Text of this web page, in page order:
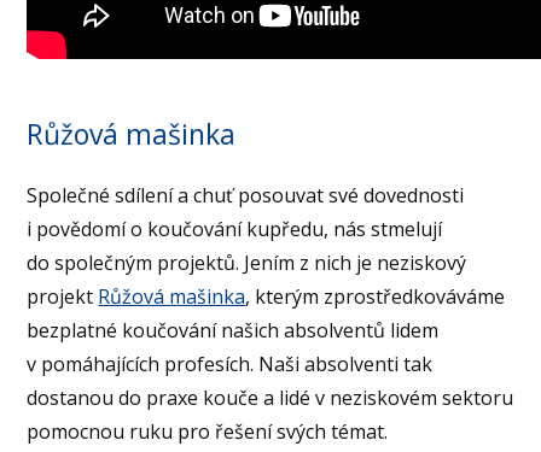
Růžová mašinka
Společné sdílení a chuť posouvat své dovednosti
i povědomí o koučování kupředu, nás stmelují
do společným projektů. Jením z nich je neziskový
projekt Růžová mašinka, kterým zprostředkováváme
bezplatné koučování našich absolventů lidem
v pomáhajících profesích. Naši absolventi tak
dostanou do praxe kouče a lidé v neziskovém sektoru
pomocnou ruku pro řešení svých témat.